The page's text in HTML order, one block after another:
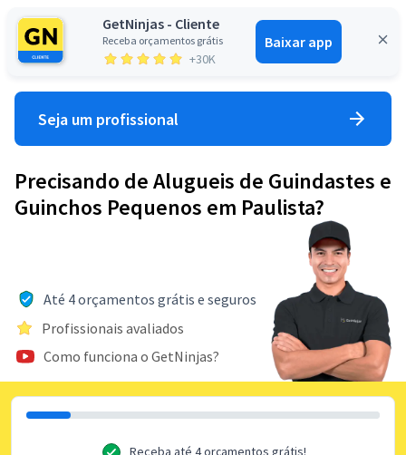
GetNinjas - Cliente
Receba orçamentos grátis
+30K
Baixar app
Entrar
Seja um profissional
Precisando de Alugueis de Guindastes e
Guinchos Pequenos em Paulista?
Até 4 orçamentos grátis e seguros
Profissionais avaliados
Como funciona o GetNinjas?